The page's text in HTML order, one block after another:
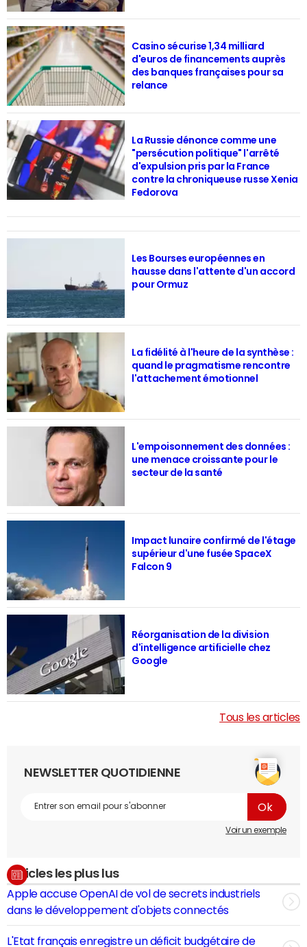
Casino sécurise 1,34 milliard
d'euros de financements auprès
des banques françaises pour sa
relance
La Russie dénonce comme une
"persécution politique" l'arrêté
d'expulsion pris par la France
contre la chroniqueuse russe Xenia
Fedorova
Les Bourses européennes en
hausse dans l'attente d'un accord
pour Ormuz
La fidélité à l'heure de la synthèse :
quand le pragmatisme rencontre
l'attachement émotionnel
L'empoisonnement des données :
une menace croissante pour le
secteur de la santé
Impact lunaire confirmé de l'étage
supérieur d'une fusée SpaceX
Falcon 9
Réorganisation de la division
d'intelligence artificielle chez
Google
Tous les articles
NEWSLETTER QUOTIDIENNE
Voir un exemple
Articles les plus lus
Apple accuse OpenAI de vol de secrets industriels
dans le développement d'objets connectés
L'Etat français enregistre un déficit budgétaire de